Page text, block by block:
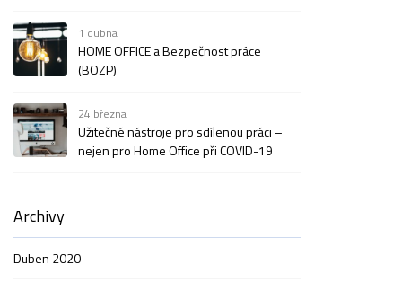
1 dubna
HOME OFFICE a Bezpečnost práce
(BOZP)
24 března
Užitečné nástroje pro sdílenou práci –
nejen pro Home Office při COVID-19
Archivy
Duben 2020